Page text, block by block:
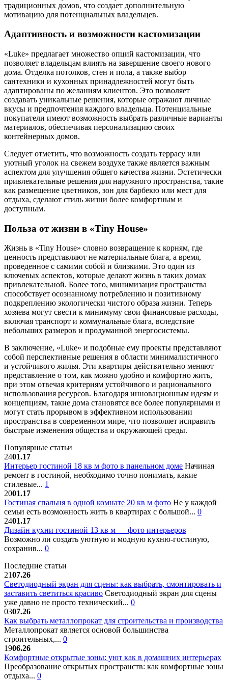
традиционных домов, что создает дополнительную
мотивацию для потенциальных владельцев.
Адаптивность и возможности кастомизации
«Luke» предлагает множество опций кастомизации, что
позволяет владельцам влиять на завершение своего нового
дома. Отделка потолков, стен и пола, а также выбор
сантехники и кухонных принадлежностей могут быть
адаптированы по желаниям клиентов. Это позволяет
создавать уникальные решения, которые отражают личные
вкусы и предпочтения каждого владельца. Потенциальные
покупатели имеют возможность выбрать различные варианты
материалов, обеспечивая персонализацию своих
контейнерных домов.
Следует отметить, что возможность создать террасу или
уютный уголок на свежем воздухе также является важным
аспектом для улучшения общего качества жизни. Эстетически
привлекательные решения для наружного пространства, такие
как размещение цветников, зон для барбекю или мест для
отдыха, сделают стиль жизни более комфортным и
доступным.
Польза от жизни в «Tiny House»
Жизнь в «Tiny House» словно возвращение к корням, где
ценность представляют не материальные блага, а время,
проведенное с самими собой и близкими. Это один из
ключевых аспектов, которые делают жизнь в таких домах
привлекательной. Более того, минимизация пространства
способствует осознанному потреблению и позитивному
подкреплению экологически чистого образа жизни. Теперь
хозяева могут свести к минимуму свои финансовые расходы,
включая транспорт и коммунальные блага, вследствие
небольших размеров и продуманной энергосистемы.
В заключение, «Luke» и подобные ему проекты представляют
собой перспективные решения в области минималистичного
и устойчивого жилья. Эти квартиры действительно меняют
представление о том, как можно удобно и комфортно жить,
при этом отвечая критериям устойчивого и рационального
использования ресурсов. Благодаря инновационным идеям и
концепциям, такие дома становятся все более популярными и
могут стать прорывом в эффективном использовании
пространства в современном мире, что позволяет исправить
быстрые изменения общества и окружающей среды.
Популярные статьи
2401.17
Интерьер гостиной 18 кв м фото в панельном доме Начиная
ремонт в гостиной, необходимо точно понимать, какие
стилевые... 1
2001.17
Гостиная спальня в одной комнате 20 кв м фото Не у каждой
семьи есть возможность жить в квартирах с большой... 0
2401.17
Дизайн кухни гостиной 13 кв м — фото интерьеров
Возможно ли создать уютную и модную кухню-гостиную,
сохранив... 0
Последние статьи
2107.26
Светодиодный экран для сцены: как выбрать, смонтировать и
заставить светиться красиво Светодиодный экран для сцены
уже давно не просто технический... 0
0307.26
Как выбрать металлопрокат для строительства и производства
Металлопрокат является основой большинства
строительных,... 0
1906.26
Комфортные открытые зоны: уют как в домашних интерьерах
Преобразование открытых пространств: как комфортные зоны
отдыха... 0